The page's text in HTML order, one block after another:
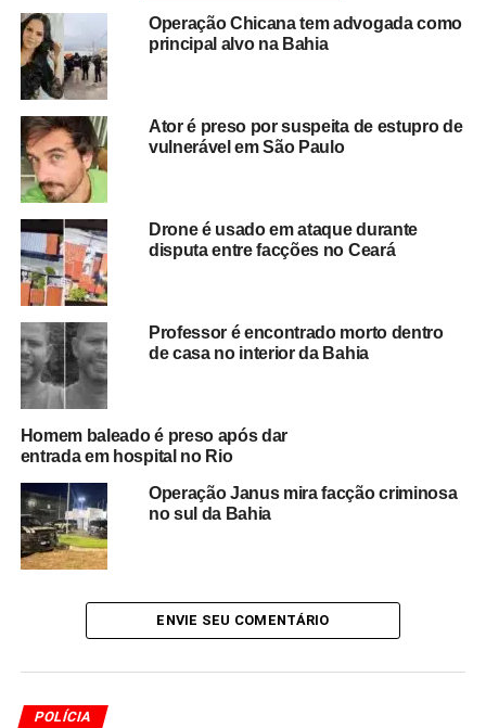
Segundo as apurações, os equipamentos eram
desviados e repassados para integrantes da organização
criminosa, que os utilizavam em fraudes e golpes
financeiros.
O grupo é suspeito de estruturar uma rede de atuação
que permitia o uso irregular das máquinas para
movimentações fraudulentas
rastreamento das operações e ampliando o alcance dos
crimes.
A operação foi considerada um importante avanço no
modalidade que tem registrado crescimento nos últimos
anos em diversas regiões do país.
As investigações continuam para identificar outros
possíveis envolvidos e verificar a extensão dos prejuízos
causados pelas ações do grupo. A polícia também busca
esclarecer como funcionava toda a cadeia de desvio,
distribuição e utilização dos equipamentos apreendidos.
Com a ação, as autoridades esperam enfraquecer a
por meio de sistemas de pagamento eletrônico.
Operação Chicana tem advogada como
principal alvo na Bahia
Ator é preso por suspeita de estupro de
vulnerável em São Paulo
Drone é usado em ataque durante
disputa entre facções no Ceará
Professor é encontrado morto dentro
de casa no interior da Bahia
Homem baleado é preso após dar
entrada em hospital no Rio
Operação Janus mira facção criminosa
no sul da Bahia
ENVIE SEU COMENTÁRIO
POLÍCIA